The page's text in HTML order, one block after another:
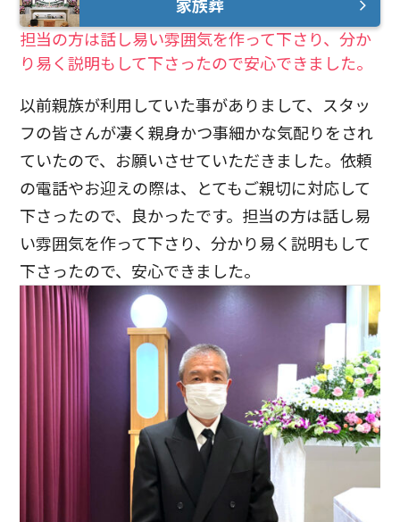
家族葬
担当の方は話し易い雰囲気を作って下さり、分か
り易く説明もして下さったので安心できました。
以前親族が利用していた事がありまして、スタッ
フの皆さんが凄く親身かつ事細かな気配りをされ
ていたので、お願いさせていただきました。依頼
の電話やお迎えの際は、とてもご親切に対応して
下さったので、良かったです。担当の方は話し易
い雰囲気を作って下さり、分かり易く説明もして
下さったので、安心できました。